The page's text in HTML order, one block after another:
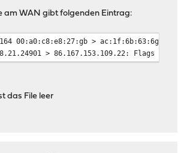
am WAN gibt folgenden Eintrag:
00:a0:c8:e8:27:gb >
> 86.167.153.109.22: Flags [S],
das File leer